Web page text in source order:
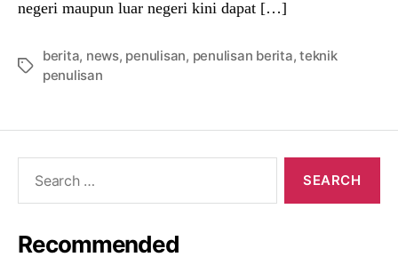
negeri maupun luar negeri kini dapat […]
Tags
berita, news, penulisan, penulisan berita,teknik
penulisan
Recommended